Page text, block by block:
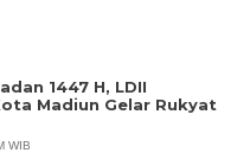
1447 H, LDII
Madiun Gelar Rukyat
WIB